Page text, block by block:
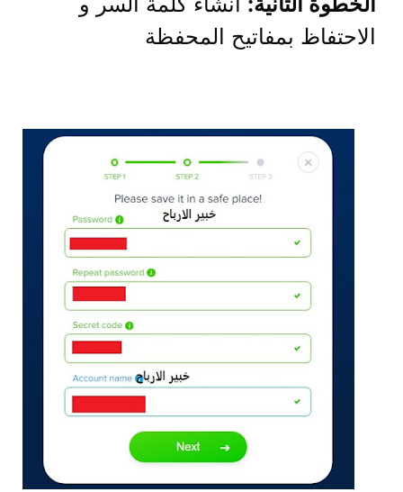
الاحتفاظ بمفاتيح المحفظة